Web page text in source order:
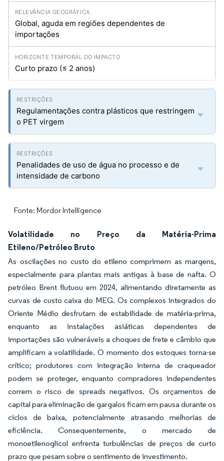
Global, aguda em regiões dependentes de
importações
Curto prazo (≤ 2 anos)
Regulamentações contra plásticos que restringem
o PET virgem
Penalidades de uso de água no processo e de
intensidade de carbono
Fonte: Mordor Intelligence
Volatilidade no Preço da Matéria-Prima
Etileno/Petróleo Bruto
As oscilações no custo do etileno comprimem as margens,
especialmente para plantas mais antigas à base de nafta. O
petróleo Brent flutuou em 2024, alimentando diretamente as
curvas de custo caixa do MEG. Os complexos integrados do
Oriente Médio desfrutam de estabilidade de matéria-prima,
enquanto as instalações asiáticas dependentes de
importações são vulneráveis a choques de frete e câmbio que
amplificam a volatilidade. O momento dos estoques torna-se
crítico; produtores com integração interna de craqueador
podem se proteger, enquanto compradores independentes
correm o risco de spreads negativos. Os orçamentos de
capital para eliminação de gargalos ficam em pausa durante os
ciclos de baixa, potencialmente atrasando melhorias de
eficiência. Consequentemente, o mercado de
monoetilenoglicol enfrenta turbulências de preços de curto
prazo que pesam sobre o sentimento de investimento.